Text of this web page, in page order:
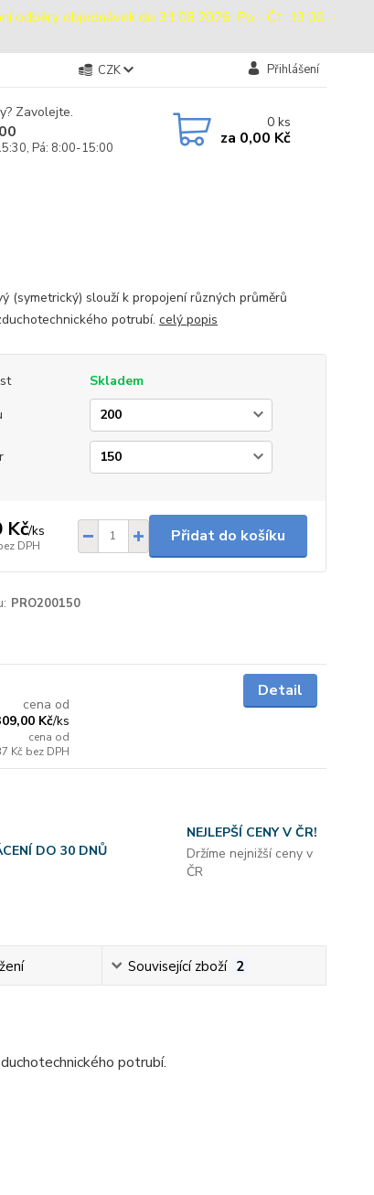
odběry objednávek do 31.08.2026: Po - Čt: 13:00 -
CZK Přihlášení
Zavolejte.
Pá: 8:00-15:00
0ks
za 0,00 Kč
(symetrický) slouží k propojení různých průměrů
potrubí. celý popis
Skladem
Kč/ks
DPH
Přidat do košíku
PRO200150
cena od
Kč/ks
cena od
Kč bez DPH
Detail
DO 30 DNŮ
NEJLEPŠÍ CENY V ČR!
Držíme nejnižší ceny v
ČR
Související zboží 2
potrubí.